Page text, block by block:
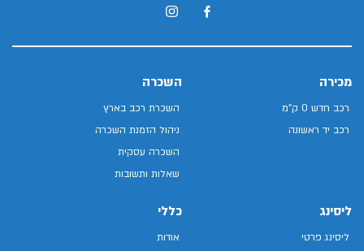
מכירה
רכב חדש 0 ק"מ
רכב יד ראשונה
השכרה
השכרת רכב בארץ
ניהול הזמנת השכרה
השכרה עסקית
שאלות ותשובות
ליסינג
ליסינג פרטי
כללי
אודות